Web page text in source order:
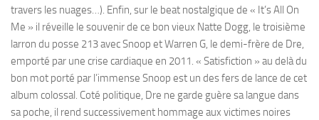
travers les nuages…). Enfin, sur le beat nostalgique de « It’s All On
Me » il réveille le souvenir de ce bon vieux Natte Dogg, le troisième
larron du posse 213 avec Snoop et Warren G, le demi-frère de Dre,
emporté par une crise cardiaque en 2011. « Satisfiction » au delà du
bon mot porté par l’immense Snoop est un des fers de lance de cet
album colossal. Coté politique, Dre ne garde guère sa langue dans
sa poche, il rend successivement hommage aux victimes noires